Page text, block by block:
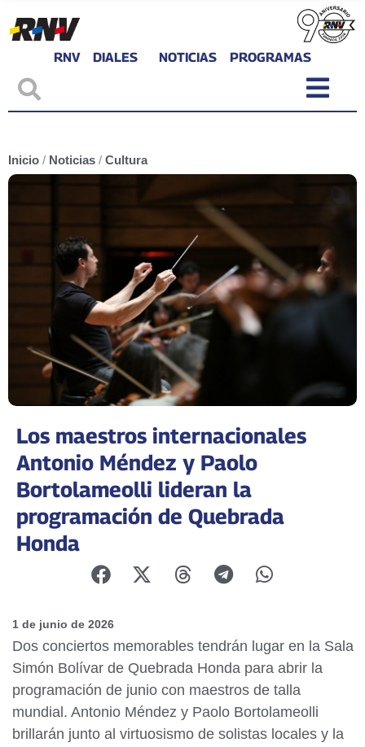
RNV DIALES NOTICIAS PROGRAMAS
Inicio / Noticias / Cultura
Los maestros internacionales
Antonio Méndez y Paolo
Bortolameolli lideran la
programación de Quebrada
Honda
1 de junio de 2026
Dos conciertos memorables tendrán lugar en la Sala
Simón Bolívar de Quebrada Honda para abrir la
programación de junio con maestros de talla
mundial. Antonio Méndez y Paolo Bortolameolli
brillarán junto al virtuosismo de solistas locales y la